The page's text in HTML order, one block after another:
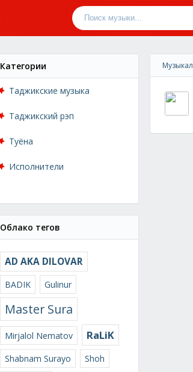
Категории
Таджикские музыка
Таджикский рэп
Туёна
Исполнители
Облако тегов
AD AKA DILOVAR
BADIK Gulinur
Master Sura
Mirjalol Nematov RaLiK
Shabnam Surayo Shoh